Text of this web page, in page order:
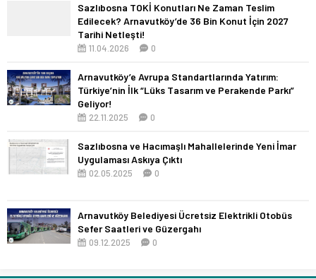
Sazlıbosna TOKİ Konutları Ne Zaman Teslim
Edilecek? Arnavutköy’de 36 Bin Konut İçin 2027
Tarihi Netleşti!
11.04.2026 0
Arnavutköy’e Avrupa Standartlarında Yatırım:
Türkiye’nin İlk “Lüks Tasarım ve Perakende Parkı”
Geliyor!
22.11.2025 0
Sazlıbosna ve Hacımaşlı Mahallelerinde Yeni İmar
Uygulaması Askıya Çıktı
02.05.2025 0
Arnavutköy Belediyesi Ücretsiz Elektrikli Otobüs
Sefer Saatleri ve Güzergahı
09.12.2025 0